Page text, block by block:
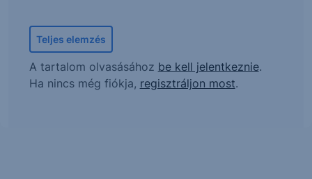
Teljes elemzés
A tartalom olvasásához be kell jelentkeznie.
Ha nincs még fiókja, regisztráljon most.